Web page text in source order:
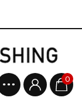
0